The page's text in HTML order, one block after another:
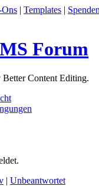
| Templates | Spenden
Forum
Content Editing.
| Unbeantwortet